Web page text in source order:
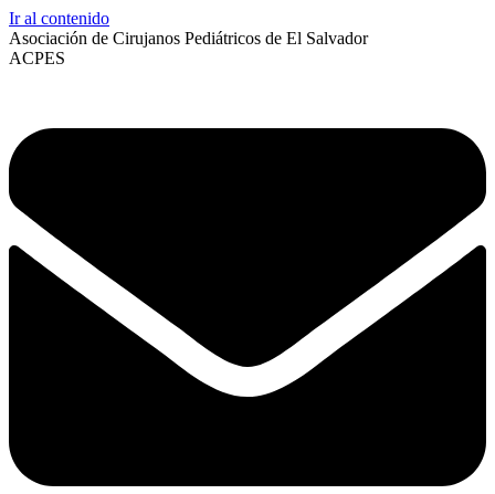
Ir al contenido
Asociación de Cirujanos Pediátricos de El Salvador
ACPES